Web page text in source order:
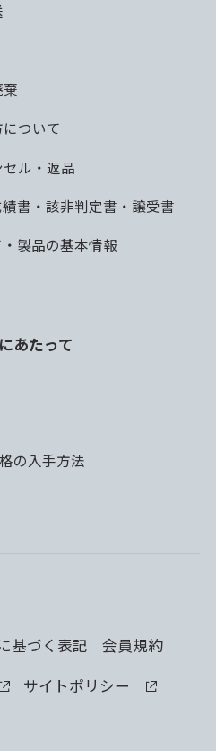
ついて
ル・返品
書・該非判定書・譲受書
製品の基本情報
あたって
の入手方法
基づく表記
会員規約
サイトポリシー